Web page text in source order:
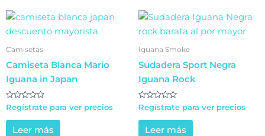
Camisetas
Camiseta Blanca Mario
Iguana in Japan
Valorado
en
0
de
Regístrate para ver precios
Leer más
Iguana Smoke
Sudadera Sport Negra
Iguana Rock
Valorado
en
0
de
Regístrate para ver precios
Leer más